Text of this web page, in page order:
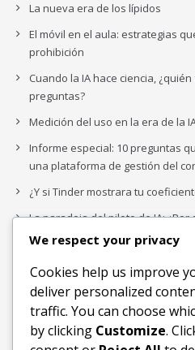
La nueva era de los lípidos
El móvil en el aula: estrategias
prohibición
Cuando la IA hace ciencia,
preguntas?
Medición del uso en la era de la
Informe especial: 10 preguntas
una plataforma de gestión del
¿Y si Tinder mostrara tu
La paradoja del piloto de IA:
complejidad de la IA empresarial?
Los organigramas de marketing
IA acaba de dejarlos obsoletos.
Buscar
We respect your privacy
Cookies help us improve
deliver personalized
traffic. You can choose
by clicking Customize.